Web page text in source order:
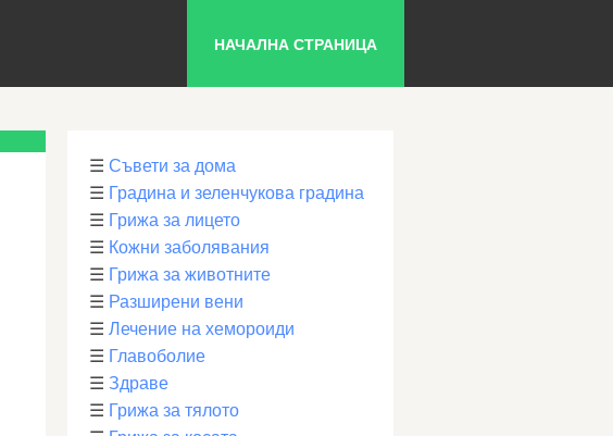
НАЧАЛНА СТРАНИЦА
☰ Съвети за дома
☰ Градина и зеленчукова градина
☰ Грижа за лицето
☰ Кожни заболявания
☰ Грижа за животните
☰ Разширени вени
☰ Лечение на хемороиди
☰ Главоболие
☰ Здраве
☰ Грижа за тялото